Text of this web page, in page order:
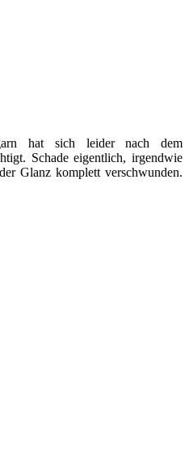
hat sich leider nach dem
Schade eigentlich, irgendwie
Glanz komplett verschwunden.